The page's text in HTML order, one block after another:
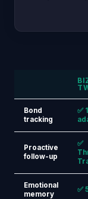
Bond
tracking
✅
Proactive
follow-up
✅
Emotional
memory
✅